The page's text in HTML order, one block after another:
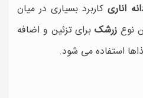
اناریکاربرد بسیاری در میان
نوع زرشکبرای تزئین و اضافه
استفاده می شود.